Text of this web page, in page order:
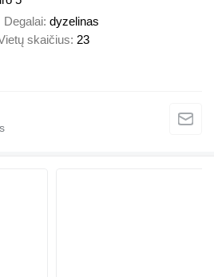
Degalai dyzelinas
skaičius 23